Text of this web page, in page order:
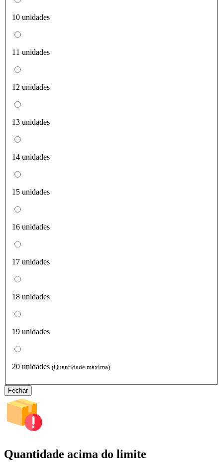
10 unidades
11 unidades
12 unidades
13 unidades
14 unidades
15 unidades
16 unidades
17 unidades
18 unidades
19 unidades
20 unidades (Quantidade máxima)
Fechar
Quantidade acima do limite